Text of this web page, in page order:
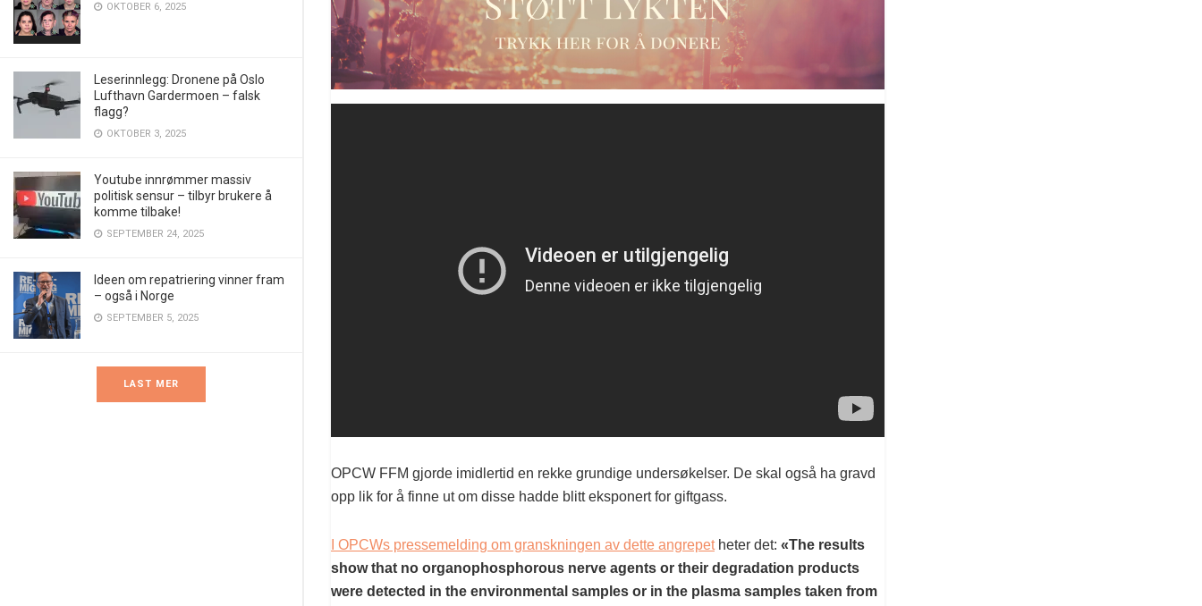
OKTOBER 6, 2025
Leserinnlegg: Dronene på Oslo
Lufthavn Gardermoen – falsk
flagg?
OKTOBER 3, 2025
Youtube innrømmer massiv
politisk sensur – tilbyr brukere å
komme tilbake!
SEPTEMBER 24, 2025
Ideen om repatriering vinner fram
– også i Norge
SEPTEMBER 5, 2025
LAST MER
OPCW FFM gjorde imidlertid en rekke grundige undersøkelser. De skal også ha gravd
opp lik for å finne ut om disse hadde blitt eksponert for giftgass.
I OPCWs pressemelding om granskningen av dette angrepetheter det: «The results
show that no organophosphorous nerve agents or their degradation products
were detected in the environmental samples or in the plasma samples taken from